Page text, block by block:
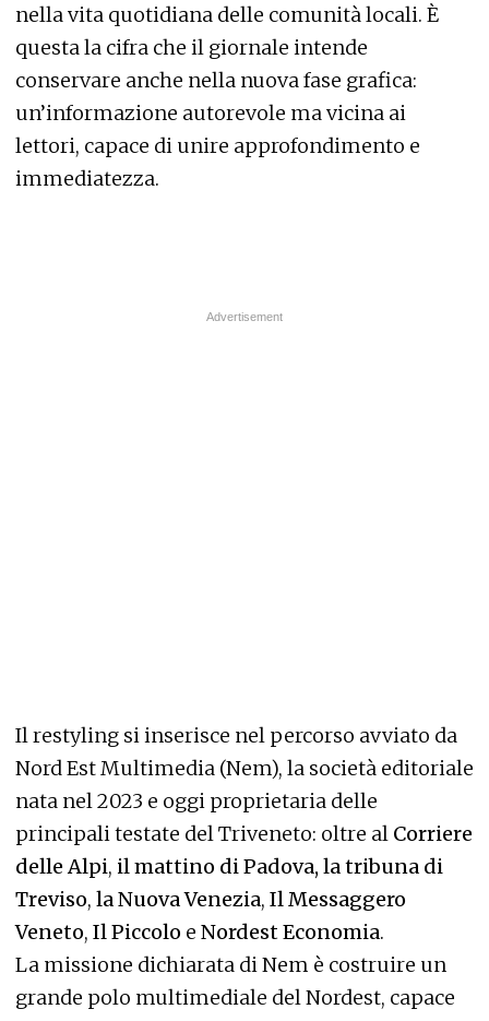
nella vita quotidiana delle comunità locali. È
questa la cifra che il giornale intende
conservare anche nella nuova fase grafica:
un’informazione autorevole ma vicina ai
lettori, capace di unire approfondimento e
immediatezza.
Il restyling si inserisce nel percorso avviato da
Nord Est Multimedia (Nem), la società editoriale
nata nel 2023 e oggi proprietaria delle
principali testate del Triveneto: oltre al Corriere
delle Alpi, il mattino di Padova, la tribuna di
Treviso, la Nuova Venezia, Il Messaggero
Veneto, Il Piccolo e Nordest Economia.
La missione dichiarata di Nem è costruire un
grande polo multimediale del Nordest, capace